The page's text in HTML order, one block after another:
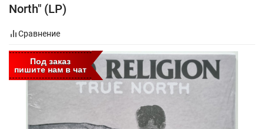
North" (LP)
Сравнение
Под заказ
пишите нам в чат